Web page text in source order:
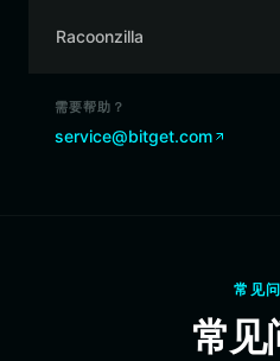
Racoonzilla
需要帮助？
service@bitget.com
常见
常见